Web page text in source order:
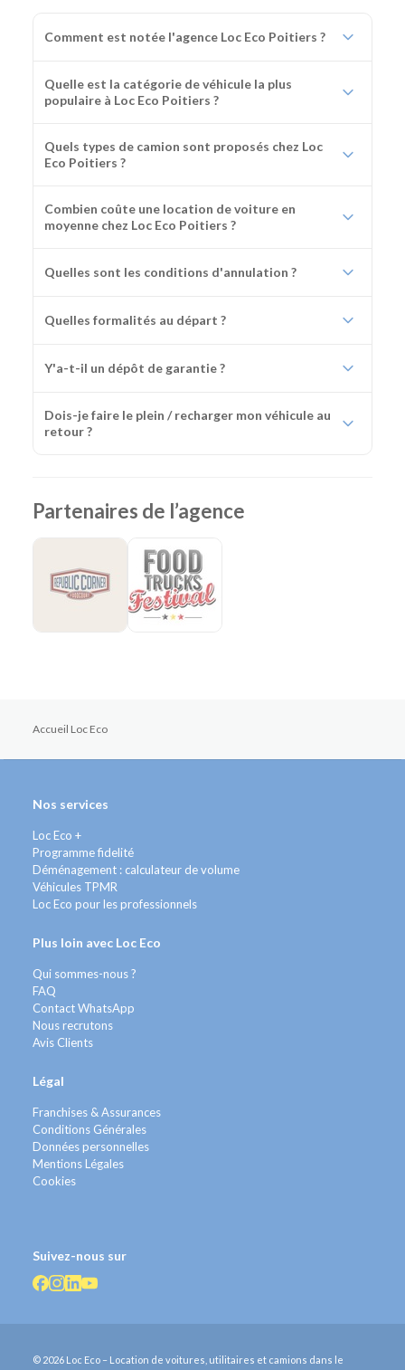
Comment est notée l'agence Loc Eco Poitiers ?
Quelle est la catégorie de véhicule la plus
populaire à Loc Eco Poitiers ?
Quels types de camion sont proposés chez Loc
Eco Poitiers ?
Combien coûte une location de voiture en
moyenne chez Loc Eco Poitiers ?
Quelles sont les conditions d'annulation ?
Quelles formalités au départ ?
Y'a-t-il un dépôt de garantie ?
Dois-je faire le plein / recharger mon véhicule au
retour ?
Partenaires de l’agence
Accueil Loc Eco
Nos services
Loc Eco +
Programme fidelité
Déménagement : calculateur de volume
Véhicules TPMR
Loc Eco pour les professionnels
Plus loin avec Loc Eco
Qui sommes-nous ?
FAQ
Contact WhatsApp
Nous recrutons
Avis Clients
Légal
Franchises & Assurances
Conditions Générales
Données personnelles
Mentions Légales
Cookies
Suivez-nous sur
© 2026 Loc Eco – Location de voitures, utilitaires et camions dans le